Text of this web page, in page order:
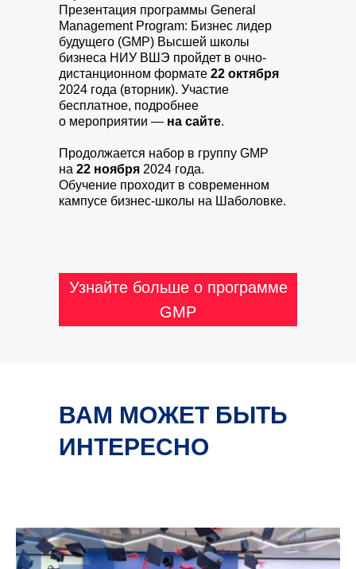
Презентация программы General
Management Program: Бизнес лидер
будущего (GMP) Высшей школы
бизнеса НИУ ВШЭ пройдет в очно-
дистанционном формате 22 октября
2024 года (вторник). Участие
бесплатное, подробнее
о мероприятии — на сайте.
Продолжается набор в группу GMP
на 22 ноября 2024 года.
Обучение проходит в современном
кампусе бизнес-школы на Шаболовке.
Узнайте больше о программе
GMP
ВАМ МОЖЕТ БЫТЬ
ИНТЕРЕСНО